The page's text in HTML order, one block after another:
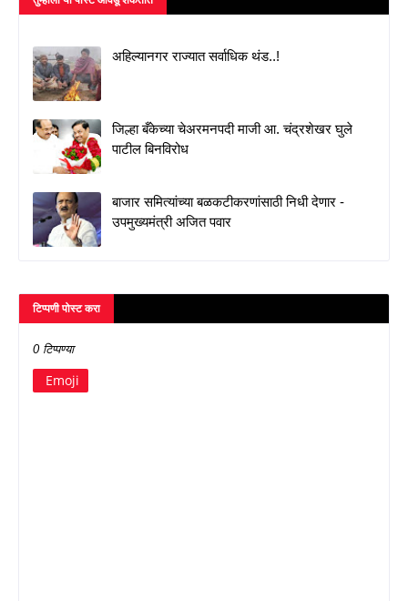
अहिल्यानगर राज्यात सर्वाधिक थंड..!
जिल्हा बँकेच्या चेअरमनपदी माजी आ. चंद्रशेखर घुले
पाटील बिनविरोध
बाजार समित्यांच्या बळकटीकरणांसाठी निधी देणार -
उपमुख्यमंत्री अजित पवार
टिप्पणी पोस्ट करा
0 टिप्पण्या
Emoji